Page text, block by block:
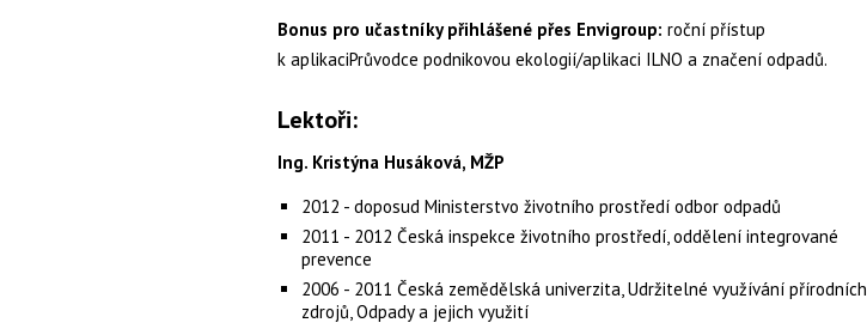
Bonus pro učastníky přihlášené přes Envigroup: roční přístup
k aplikaciPrůvodce podnikovou ekologií/aplikaci ILNO a značení odpadů.
Lektoři:
Ing. Kristýna Husáková, MŽP
2012 - doposud Ministerstvo životního prostředí odbor odpadů
2011 - 2012 Česká inspekce životního prostředí, oddělení integrované
prevence
2006 - 2011 Česká zemědělská univerzita, Udržitelné využívání přírodních
zdrojů, Odpady a jejich využití